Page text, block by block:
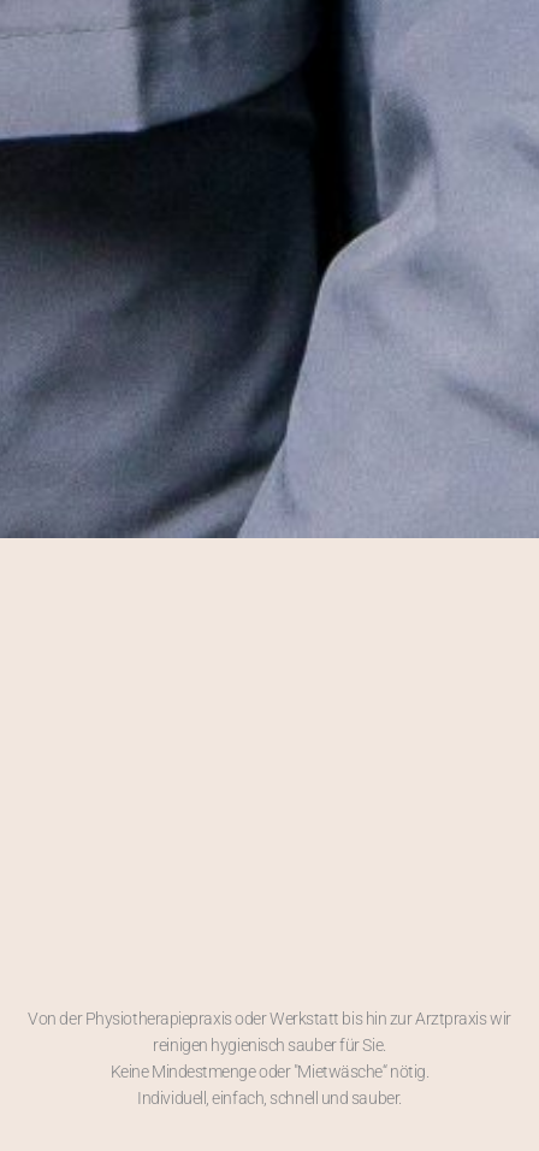
Von der Physiotherapiepraxis oder Werkstatt bis hin zur Arztpraxis wir
reinigen hygienisch sauber für Sie.
Keine Mindestmenge oder ″Mietwäsche“ nötig.
Individuell, einfach, schnell und sauber.